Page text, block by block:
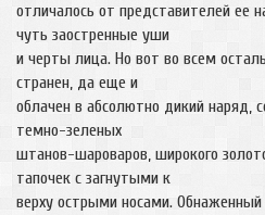
отличалось от представителей ее
чуть заостренные уши
и черты лица. Но вот во всем
странен, да еще и
облачен в абсолютно дикий наряд,
темно-зеленых
штанов-шароваров, широкого
тапочек с загнутыми к
верху острыми носами. Обнаженный